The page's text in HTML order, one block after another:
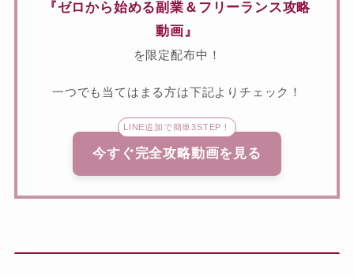
『ゼロから始める副業＆フリーランス攻略
動画』
を限定配布中！
一つでも当てはまる方は下記よりチェック！
LINE追加で簡単3STEP！
今すぐ完全攻略動画を見る